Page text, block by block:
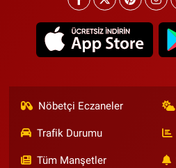
Nöbetçi Eczaneler
Trafik Durumu
Tüm Manşetler